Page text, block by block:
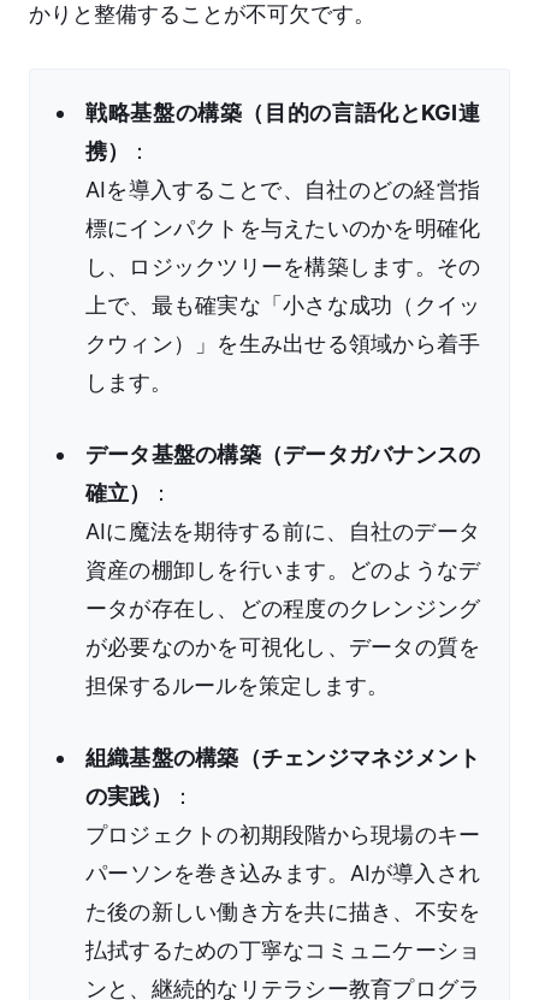
かりと整備することが不可欠です。
戦略基盤の構築（目的の言語化とKGI連
携）
：
AIを導入することで、自社のどの経営指
標にインパクトを与えたいのかを明確化
し、ロジックツリーを構築します。その
上で、最も確実な「小さな成功（クイッ
クウィン）」を生み出せる領域から着手
します。
データ基盤の構築（データガバナンスの
確立）
：
AIに魔法を期待する前に、自社のデータ
資産の棚卸しを行います。どのようなデ
ータが存在し、どの程度のクレンジング
が必要なのかを可視化し、データの質を
担保するルールを策定します。
組織基盤の構築（チェンジマネジメント
の実践）
：
プロジェクトの初期段階から現場のキー
パーソンを巻き込みます。AIが導入され
た後の新しい働き方を共に描き、不安を
払拭するための丁寧なコミュニケーショ
ンと、継続的なリテラシー教育プログラ